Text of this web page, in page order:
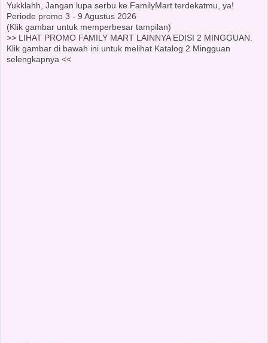
Yukklahh, Jangan lupa serbu ke FamilyMart terdekatmu, ya!
Periode promo 3 - 9 Agustus 2026
(Klik gambar untuk memperbesar tampilan)
>> LIHAT PROMO FAMILY MART LAINNYA EDISI 2 MINGGUAN.
Klik gambar di bawah ini untuk melihat Katalog 2 Mingguan
selengkapnya <<